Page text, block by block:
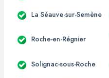
La Séauve-sur-Semène
Roche-en-Régnier
Solignac-sous-Roche